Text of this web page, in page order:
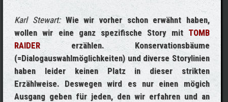
Karl Stewart: Wie wir vorher schon erwähnt haben,
wollen wir eine ganz spezifische Story mit TOMB
RAIDER erzählen. Konservationsbäume
(=Dialogauswahlmöglichkeiten) und diverse Storylinien
haben leider keinen Platz in dieser strikten
Erzählweise. Deswegen wird es nur einen mögich
Ausgang geben für jeden, den wir erfahren und an